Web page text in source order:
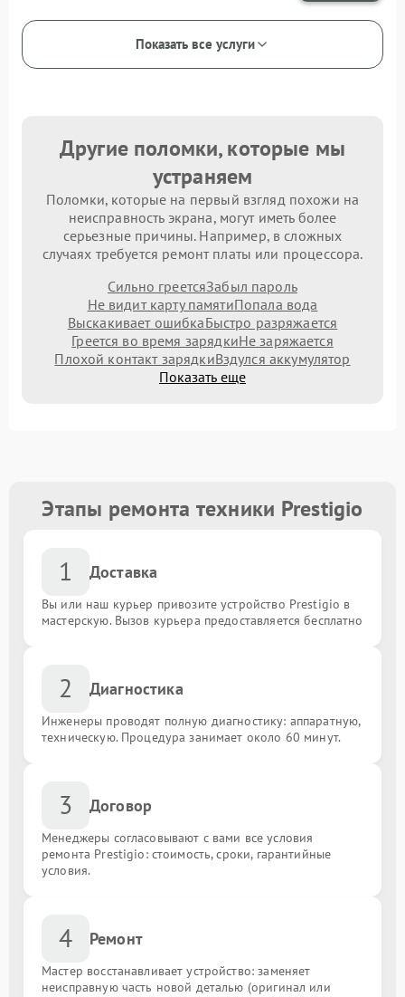
Показать все услуги
Другие поломки, которые мы
устраняем
Поломки, которые на первый взгляд похожи на
неисправность экрана, могут иметь более
серьезные причины. Например, в сложных
случаях требуется ремонт платы или процессора.
Сильно греетсяЗабыл пароль
Не видит карту памятиПопала вода
Выскакивает ошибкаБыстро разряжается
Греется во время зарядкиНе заряжается
Плохой контакт зарядкиВздулся аккумулятор
Показать еще
Этапы ремонта техники Prestigio
1 Доставка
Вы или наш курьер привозите устройство Prestigio в
мастерскую. Вызов курьера предоставляется бесплатно
2 Диагностика
Инженеры проводят полную диагностику: аппаратную,
техническую. Процедура занимает около 60 минут.
3 Договор
Менеджеры согласовывают с вами все условия
ремонта Prestigio: стоимость, сроки, гарантийные
условия.
4 Ремонт
Мастер восстанавливает устройство: заменяет
неисправную часть новой деталью (оригинал или